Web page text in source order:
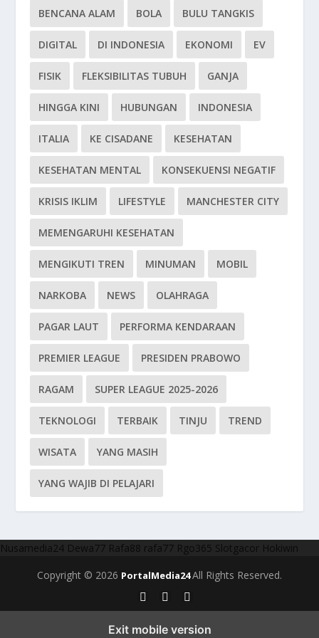
BENCANA ALAM BOLA BULU TANGKIS
DIGITAL DI INDONESIA EKONOMI EV
FISIK FLEKSIBILITAS TUBUH GANJA
HINGGA KINI HUBUNGAN INDONESIA
ITALIA KE CISADANE KESEHATAN
KESEHATAN MENTAL KONSEKUENSI NEGATIF
KRISIS IKLIM LIFESTYLE MANCHESTER CITY
MEMENGARUHI KESEHATAN
MENGIKUTI TREN MINUMAN MOBIL
NARKOBA NEWS OLAHRAGA
PAGAR LAUT PERFORMA KENDARAAN
PREMIER LEAGUE PRESIDEN PRABOWO
RAGAM SUPER LEAGUE 2025-2026
TEKNOLOGI TERBAIK TINJU TREND
WISATA YANG MASIH
YANG WAJIB DI PELAJARI
Nusamedia24 Dewa77 Rafa88 rafa77 Rgo365 Slotgacor Hokiwin
Copyright © 2026 PortalMedia24All Rights Reserved.
Exit mobile version